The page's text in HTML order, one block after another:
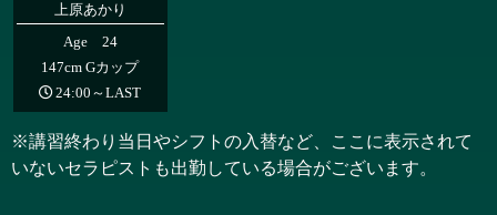
上原あかり
Age 24
147cm Gカップ
24:00～LAST
※講習終わり当日やシフトの入替など、ここに表示されて
いないセラピストも出勤している場合がございます。